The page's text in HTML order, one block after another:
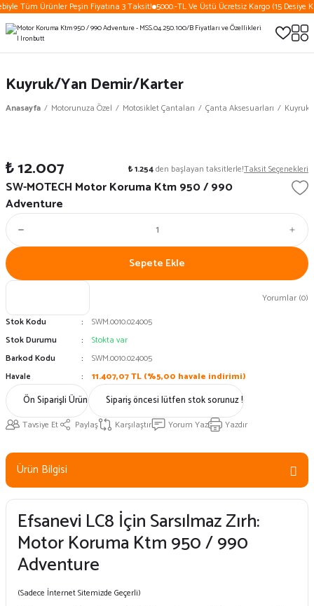
Tüm Ürünler Peşin Fiyatına 3 Taksit! 5000.-TL Ve Üstü Ücretsiz Kargo (15 Desiye
Kuyruk/Yan Demir/Karter
Anasayfa Motorunuza Özel Motosiklet Çantaları Çanta Aksesuarları
Yorumlar (0)
SW-MOTECH Motor Koruma Ktm 950 / 990
Adventure
₺ 12.007 ₺ 1.254den başlayan taksitlerle!Taksit Seçenekleri
Stok Kodu
SWM.0010.024005
Stok Durumu
Stokta var
Barkod Kodu
SWM.0010.024005
Havale
11.407,07 TL (%5,00 havale indirimi)
Sepete Ekle
Ön Siparişli Ürün Sipariş öncesi lütfen stok sorunuz !
Tavsiye Et Paylaş Karşılaştır Yorum Yaz Yazdır
Ürün Bilgisi
Efsanevi LC8 İçin Sarsılmaz Zırh:
Motor Koruma Ktm 950 / 990
Adventure
(Sadece İnternet Sitemizde Geçerli)